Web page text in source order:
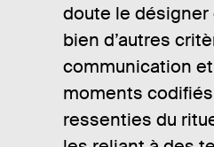
doute le désigner
bien d’autres
communication
moments
ressenties du